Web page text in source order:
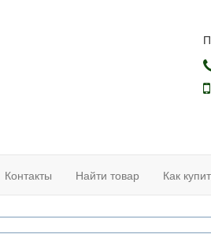
Контакты Найти товар Как